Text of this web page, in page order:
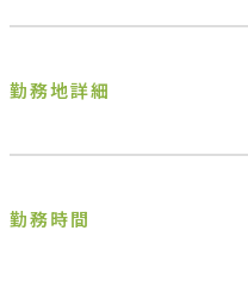
勤務地詳細
勤務時間